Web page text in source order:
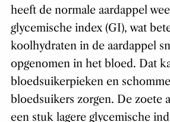
heeft de normale aardappel
glycemische index (GI), wat
koolhydraten in de aardappel
opgenomen in het bloed. Dat
bloedsuikerpieken en
bloedsuikers zorgen. De zoete
een stuk lagere glycemische